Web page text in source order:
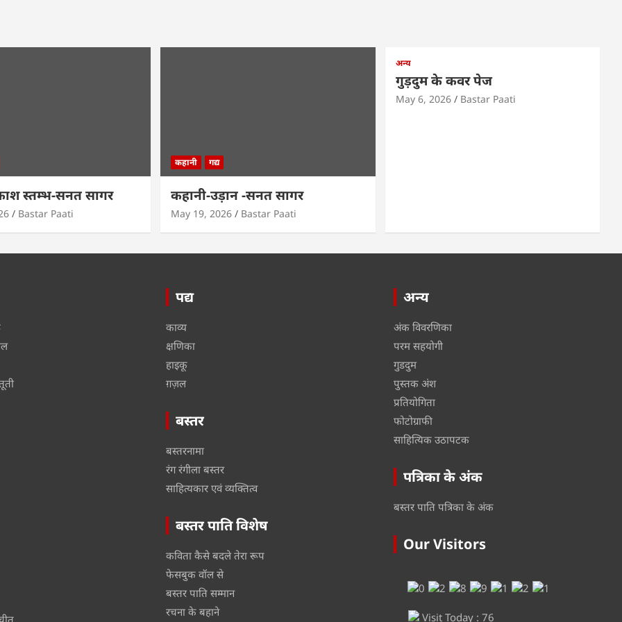
स्तम्भ-सनत सागर
Bastar Paati
कहानी गद्य
कहानी-उड़ान -सनत सागर
May 19, 2026 Bastar Paati
अन्य
गुड़दुम के कवर पेज
May 6, 2026 Bastar Paati
पद्य
काव्य
क्षणिका
हाइकू
ग़ज़ल
बस्तर
बस्तरनामा
रंग रंगीला बस्तर
साहित्यकार एवं व्यक्तित्व
बस्तर पाति विशेष
कविता कैसे बदले तेरा रूप
फेसबुक वॉल से
बस्तर पाति सम्मान
रचना के बहाने
अन्य
अंक विवरणिका
परम सहयोगी
गुडदुम
पुस्तक अंश
प्रतियोगिता
फोटोग्राफी
साहित्यिक उठापटक
पत्रिका के अंक
बस्तर पाति पत्रिका के अंक
Our Visitors
Visit Today : 76